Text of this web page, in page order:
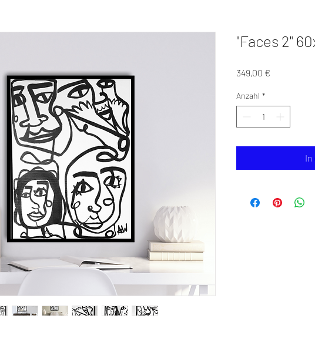
"Faces 2"
349,00 €
Anzahl *
In